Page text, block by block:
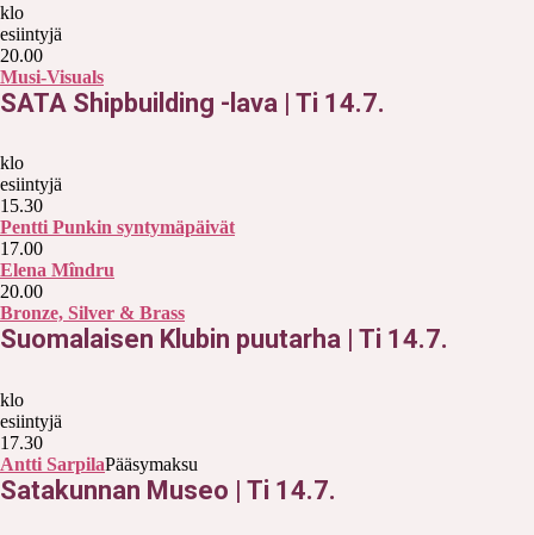
klo
esiintyjä
20.00
Musi-Visuals
SATA Shipbuilding -lava | Ti 14.7.
klo
esiintyjä
15.30
Pentti Punkin syntymäpäivät
17.00
Elena Mîndru
20.00
Bronze, Silver & Brass
Suomalaisen Klubin puutarha Ti 14.7.
klo
esiintyjä
17.30
Antti SarpilaPääsymaksu
Satakunnan Museo | Ti 14.7.